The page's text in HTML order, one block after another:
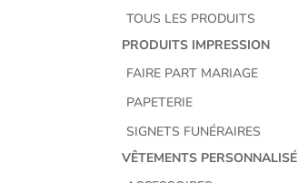
TOUS LES PRODUITS
PRODUITS IMPRESSION
FAIRE PART MARIAGE
PAPETERIE
SIGNETS FUNÉRAIRES
VÊTEMENTS PERSONNALISÉ